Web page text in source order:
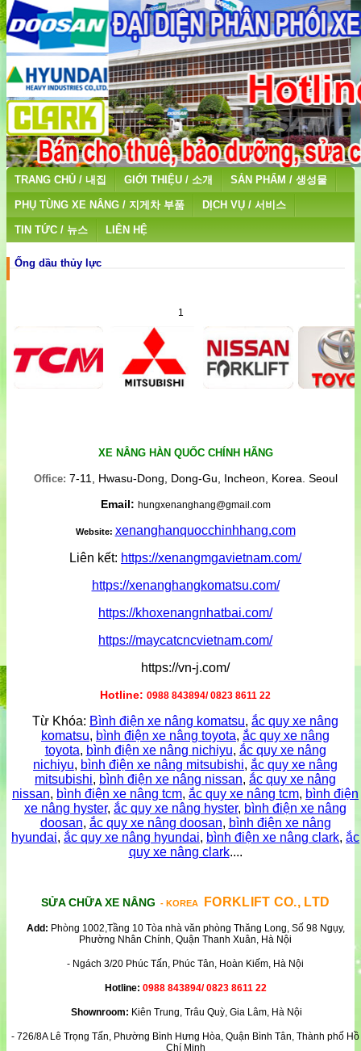
TRANG CHỦ / 내집 GIỚI THIỆU / 소개 SẢN PHẨM / 생성물
PHỤ TÙNG XE NÂNG / 지게차 부품 DỊCH VỤ / 서비스
TIN TỨC / 뉴스 LIÊN HỆ
Ống dầu thủy lực
1
XE NÂNG HÀN QUỐC CHÍNH HÃNG
Office: 7-11, Hwasu-Dong, Dong-Gu, Incheon, Korea. Seoul
Email: hungxenanghang@gmail.com
Website: xenanghanquocchinhhang.com
Liên kết: https://xenangmgavietnam.com/
https://xenanghangkomatsu.com/
https://khoxenangnhatbai.com/
https://maycatcncvietnam.com/
https://vn-j.com/
Hotline: 0988 843894/ 0823 8611 22
Từ Khóa: Bình điện xe nâng komatsu, ắc quy xe nâng
komatsu, bình điện xe nâng toyota, ắc quy xe nâng
toyota, bình điện xe nâng nichiyu, ắc quy xe nâng
nichiyu, bình điện xe nâng mitsubishi, ắc quy xe nâng
mitsubishi, bình điện xe nâng nissan, ắc quy xe nâng
nissan, bình điện xe nâng tcm, ắc quy xe nâng tcm, bình điện
xe nâng hyster, ắc quy xe nâng hyster, bình điện xe nâng
doosan, ắc quy xe nâng doosan, bình điện xe nâng
hyundai, ắc quy xe nâng hyundai, bình điện xe nâng clark, ắc
quy xe nâng clark....
SỬA CHỮA XE NÂNG - KOREA FORKLIFT CO., LTD
Add: Phòng 1002,Tầng 10 Tòa nhà văn phòng Thăng Long, Số 98 Ngụy,
Phường Nhân Chính, Quận Thanh Xuân, Hà Nội
- Ngách 3/20 Phúc Tấn, Phúc Tân, Hoàn Kiếm, Hà Nội
Hotline: 0988 843894/ 0823 8611 22
Shownroom: Kiên Trung, Trâu Quỳ, Gia Lâm, Hà Nội
- 726/8A Lê Trọng Tấn, Phường Bình Hưng Hòa, Quận Bình Tân, Thành phố Hồ
Chí Minh